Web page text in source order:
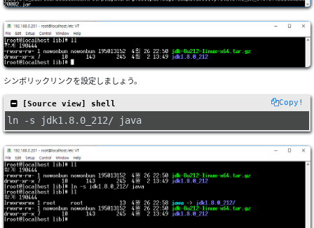
シンボリックリンクを設定しましょう。
Copy!
[Source view] shell